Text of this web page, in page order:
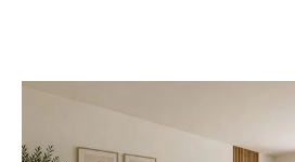
Ref : 428